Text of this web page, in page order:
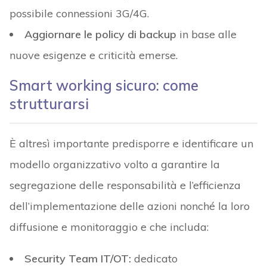
possibile connessioni 3G/4G.
Aggiornare le policy di backup in base alle
nuove esigenze e criticità emerse.
Smart working sicuro: come
strutturarsi
È altresì importante predisporre e identificare un
modello organizzativo volto a garantire la
segregazione delle responsabilità e l’efficienza
dell’implementazione delle azioni nonché la loro
diffusione e monitoraggio e che includa:
Security Team IT/OT: dedicato